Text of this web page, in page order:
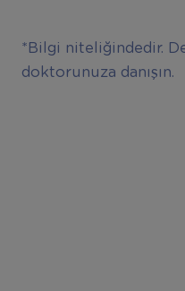
*Bilgi niteliğindedir.
doktorunuza danışın.